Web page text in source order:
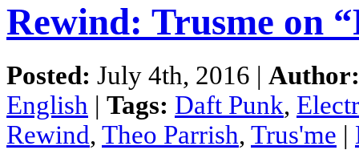
Rewind: Trusme on
Posted: July 4th, 2016 | Author:
English | Tags: Daft Punk,
Rewind, Theo Parrish, Trus'me |